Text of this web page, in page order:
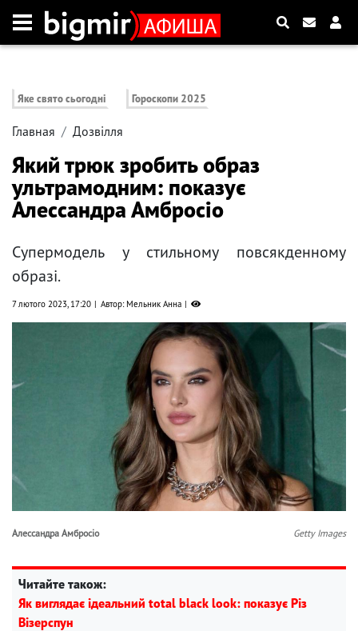
Яке свято сьогодні Гороскопи 2025
Главная Дозвілля
Який трюк зробить образ
ультрамодним: показує
Алессандра Амбросіо
Супермодель у стильному повсякденному
образі.
7 лютого 2023, 17:20 Автор: Мельник Анна
Алессандра Амбросіо Getty Images
Читайте також:
Як виглядає ідеальний total black look: показує Різ
Візерспун